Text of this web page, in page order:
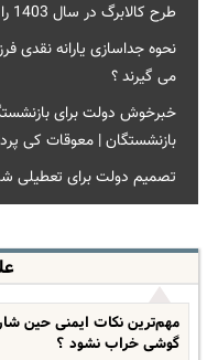
طرح کالابرگ در سال 1403 را روشن کرد + جزییات
نحوه جداسازی یارانه نقدی
می گیرند ؟
بازنشستگان | معوقات کی
تصمیم دولت برای تعطیلی
مهم‌ترین نکات ایمنی حین
گوشی خراب نشود ؟